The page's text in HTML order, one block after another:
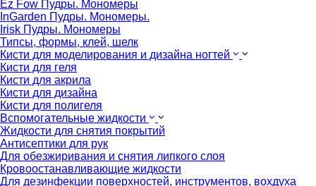
Ez Fow Пудры. Мономеры
InGarden Пудры. Мономеры.
Irisk Пудры. Мономеры
Типсы, формы, клей, шелк
Кисти для моделирования и дизайна ногтей
Кисти для геля
Кисти для акрила
Кисти для дизайна
Кисти для полигеля
Вспомогательные жидкости
Жидкости для снятия покрытий
Антисептики для рук
Для обезжиривания и снятия липкого слоя
Кровоостанавливающие жидкости
Для дезинфекции поверхностей, инструментов, вохдуха